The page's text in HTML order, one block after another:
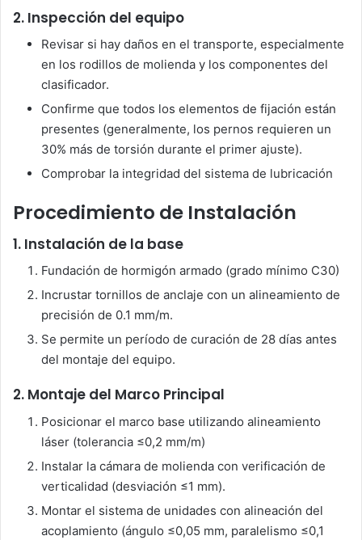
2. Inspección del equipo
Revisar si hay daños en el transporte, especialmente
en los rodillos de molienda y los componentes del
clasificador.
Confirme que todos los elementos de fijación están
presentes (generalmente, los pernos requieren un
30% más de torsión durante el primer ajuste).
Comprobar la integridad del sistema de lubricación
Procedimiento de Instalación
1. Instalación de la base
Fundación de hormigón armado (grado mínimo C30)
Incrustar tornillos de anclaje con un alineamiento de
precisión de 0.1 mm/m.
Se permite un período de curación de 28 días antes
del montaje del equipo.
2. Montaje del Marco Principal
Posicionar el marco base utilizando alineamiento
láser (tolerancia ≤0,2 mm/m)
Instalar la cámara de molienda con verificación de
verticalidad (desviación ≤1 mm).
Montar el sistema de unidades con alineación del
acoplamiento (ángulo ≤0,05 mm, paralelismo ≤0,1